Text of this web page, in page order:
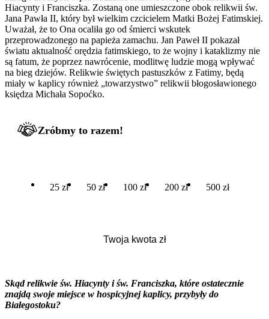
Hiacynty i Franciszka. Zostaną one umieszczone obok relikwii św.
Jana Pawła II, który był wielkim czcicielem Matki Bożej Fatimskiej.
Uważał, że to Ona ocaliła go od śmierci wskutek
przeprowadzonego na papieża zamachu. Jan Paweł II pokazał
światu aktualność orędzia fatimskiego, to że wojny i kataklizmy nie
są fatum, że poprzez nawrócenie, modlitwę ludzie mogą wpływać
na bieg dziejów. Relikwie świętych pastuszków z Fatimy, będą
miały w kaplicy również „towarzystwo” relikwii błogosławionego
księdza Michała Sopoćko.
Zróbmy to razem!
25 zł 50 zł 100 zł 200 zł 500 zł
Skąd relikwie św. Hiacynty i św. Franciszka, które ostatecznie
znajdą swoje miejsce w hospicyjnej kaplicy, przybyły do
Białegostoku?